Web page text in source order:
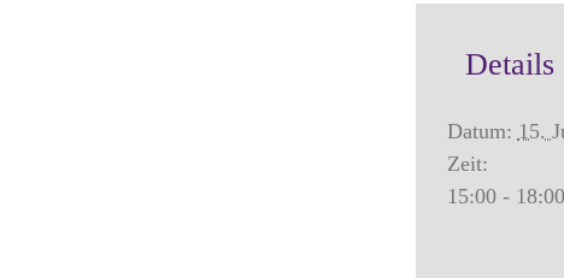
Details
Datum: 15.
Zeit:
15:00 - 18:00